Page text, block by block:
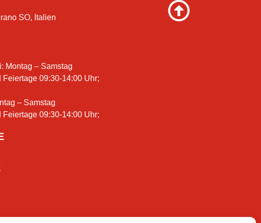
SO, Italien
Montag – Samstag
09:30-14:00 Uhr;
– Samstag
09:30-14:00 Uhr;